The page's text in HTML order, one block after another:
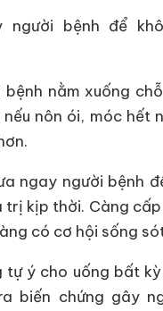
người bệnh để
bệnh nằm xuống
nôn ói, móc hết
ngay người bệnh
trị kịp thời. Càng
có cơ hội sống
tự ý cho uống bất
biến chứng gây